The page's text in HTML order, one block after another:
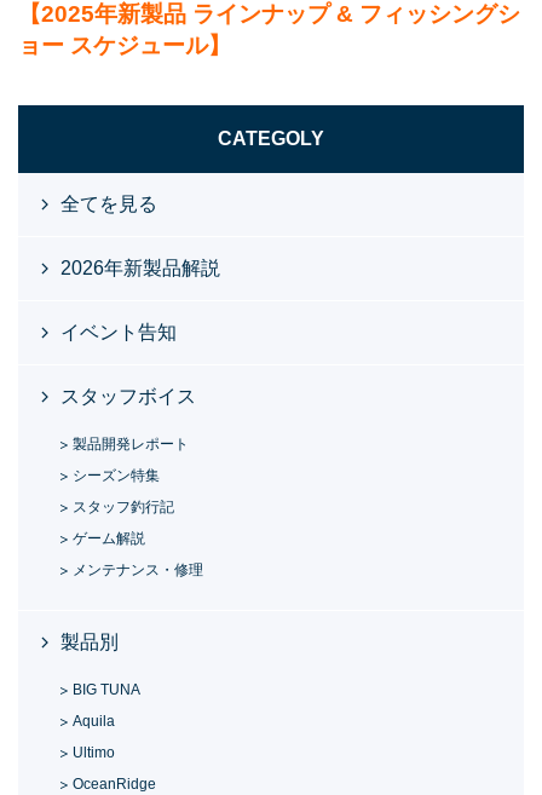
【2025年新製品 ラインナップ & フィッシングシ
ョー スケジュール】
CATEGOLY
全てを見る
2026年新製品解説
イベント告知
スタッフボイス
製品開発レポート
シーズン特集
スタッフ釣行記
ゲーム解説
メンテナンス・修理
製品別
BIG TUNA
Aquila
Ultimo
OceanRidge